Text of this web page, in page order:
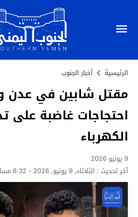
الرئيسية أخبار الجنوب
مقتل شابين في عدن
احتجاجات غاضبة على
الكهرباء
9 يونيو 2026
آخر تحديث : الثلاثاء, 9 يونيو, 2026 - 6:32 مساءً